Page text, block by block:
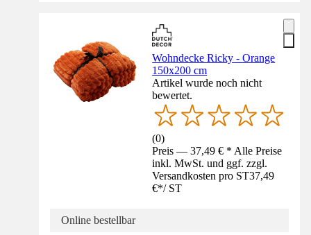
Wohndecke Ricky - Orange
150x200 cm
Artikel wurde noch nicht
bewertet.
(0)
Preis — 37,49 € * Alle Preise
inkl. MwSt. und ggf. zzgl.
Versandkosten pro ST37,49
€*/ ST
Online bestellbar